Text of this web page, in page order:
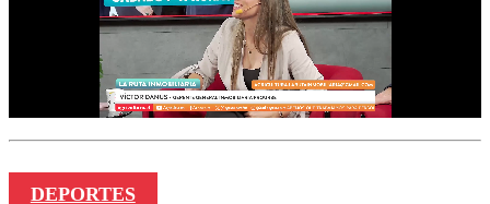
DEPORTES